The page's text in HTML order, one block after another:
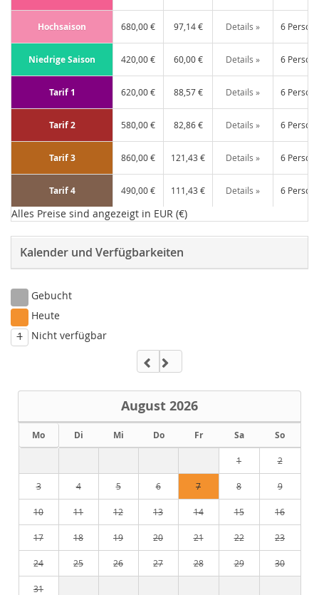
Hochsaison 680,00 € 97,14 € Details » 6
Niedrige Saison 420,00 € 60,00 € Details » 6
Tarif 1 620,00 € 88,57 € Details » 6
Tarif 2 580,00 € 82,86 € Details » 6
Tarif 3 860,00 € 121,43 € Details » 6
Tarif 4 490,00 € 111,43 € Details » 6
Alles Preise sind angezeigt in EUR (€)
Kalender und Verfügbarkeiten
Gebucht
Heute
1
Nicht verfügbar
August 2026
Mo Di Mi Do Fr Sa So
1 2
3 4 5 6 7 8 9
10 11 12 13 14 15 16
17 18 19 20 21 22 23
24 25 26 27 28 29 30
31